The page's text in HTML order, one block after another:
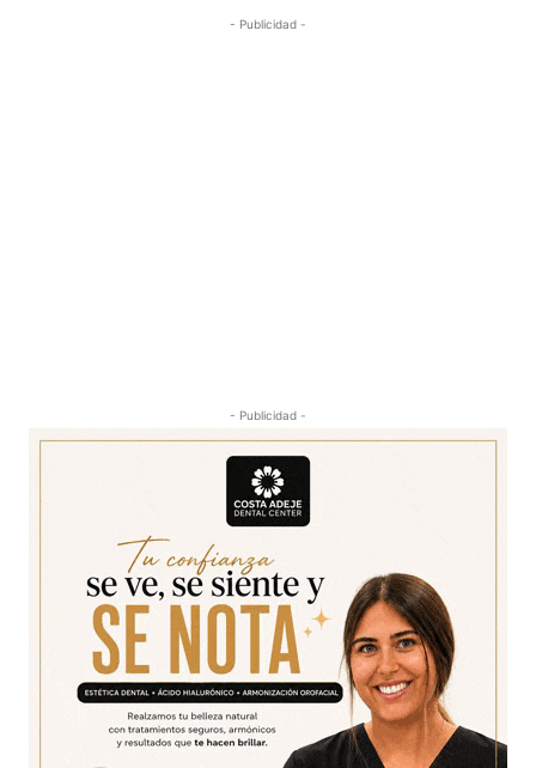
- Publicidad -
- Publicidad -